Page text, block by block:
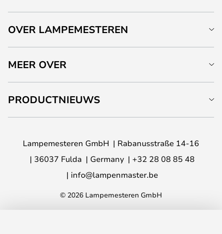
OVER LAMPEMESTEREN
MEER OVER
PRODUCTNIEUWS
Lampemesteren GmbH
Rabanusstraße 14-16
36037 Fulda
Germany
+32 28 08 85 48
info@lampenmaster.be
© 2026 Lampemesteren GmbH